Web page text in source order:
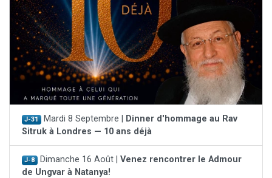
J-31 Mardi 8 Septembre |
Dinner d'hommage au Rav
Sitruk à Londres — 10 ans déjà
J-8 Dimanche 16 Août | Venez rencontrer le Admour
de Ungvar à Natanya!